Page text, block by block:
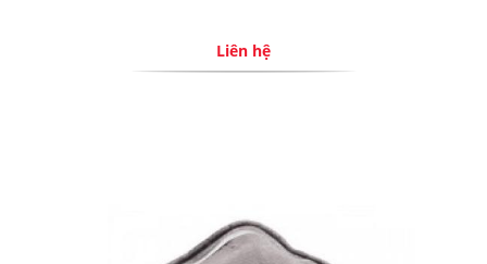
Liên hệ